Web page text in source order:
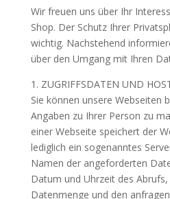
Wir freuen uns über Ihr
Shop. Der Schutz Ihrer
wichtig. Nachstehend
über den Umgang mit Ihren
1. ZUGRIFFSDATEN UND
Sie können unsere Webseiten
Angaben zu Ihrer Person zu
einer Webseite speichert der
lediglich ein sogenanntes
Namen der angeforderten
Datum und Uhrzeit des
Datenmenge und den